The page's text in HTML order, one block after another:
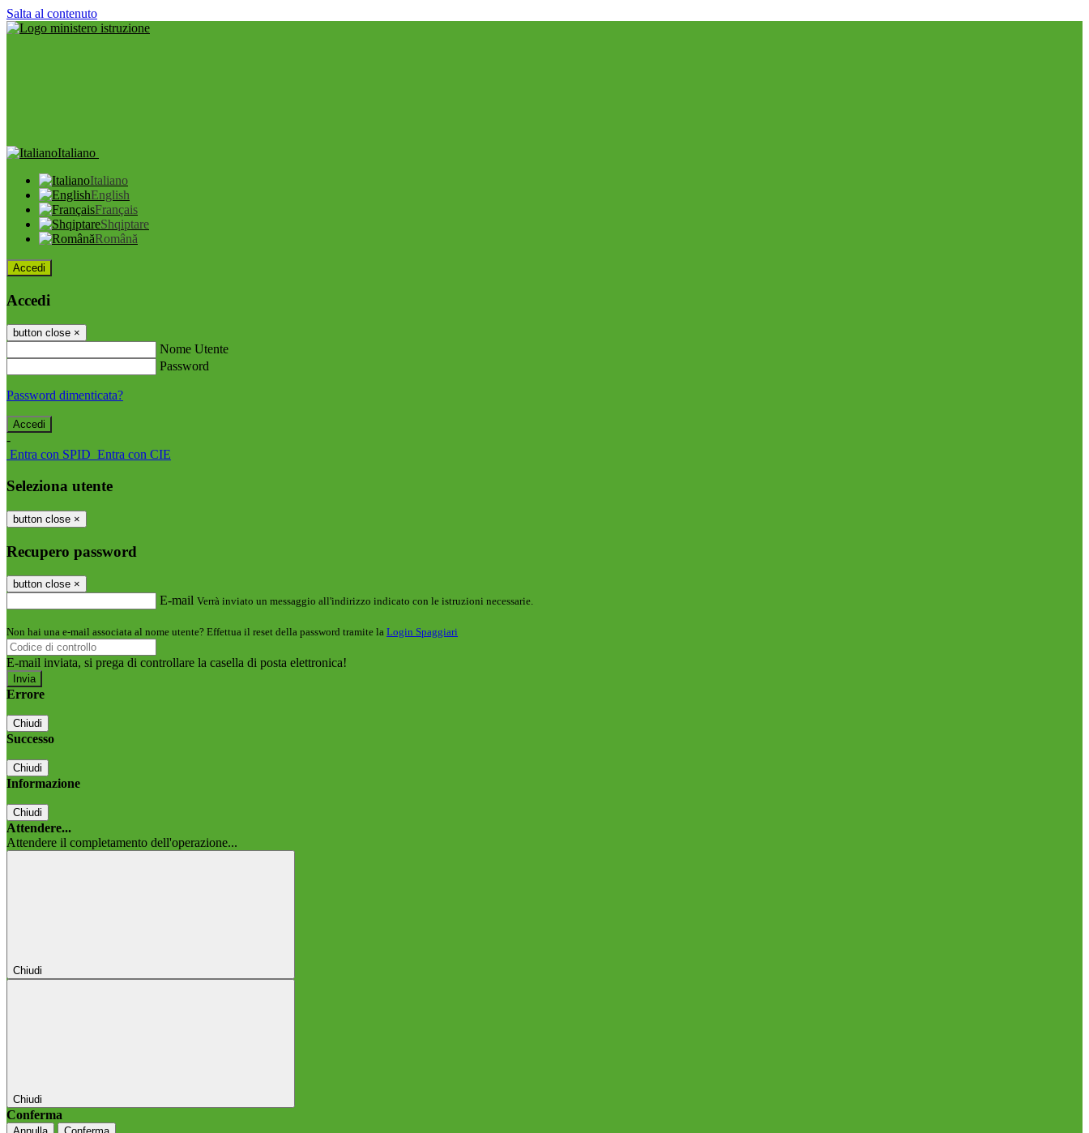
Salta al contenuto
Italiano
Italiano
English
Français
Shqiptare
Română
Accedi
Accedi
button close ×
Nome Utente
Password
Password dimenticata?
-
Entra con SPID Entra con CIE
Seleziona utente
button close ×
Recupero password
button close ×
E-mail Verrà inviato un messaggio all'indirizzo indicato con le istruzioni necessarie.
Non hai una e-mail associata al nome utente? Effettua il reset della password tramite la Login Spaggiari
E-mail inviata, si prega di controllare la casella di posta elettronica!
Errore
Chiudi
Successo
Chiudi
Informazione
Chiudi
Attendere...
Attendere il completamento dell'operazione...
Chiudi
Chiudi
Conferma